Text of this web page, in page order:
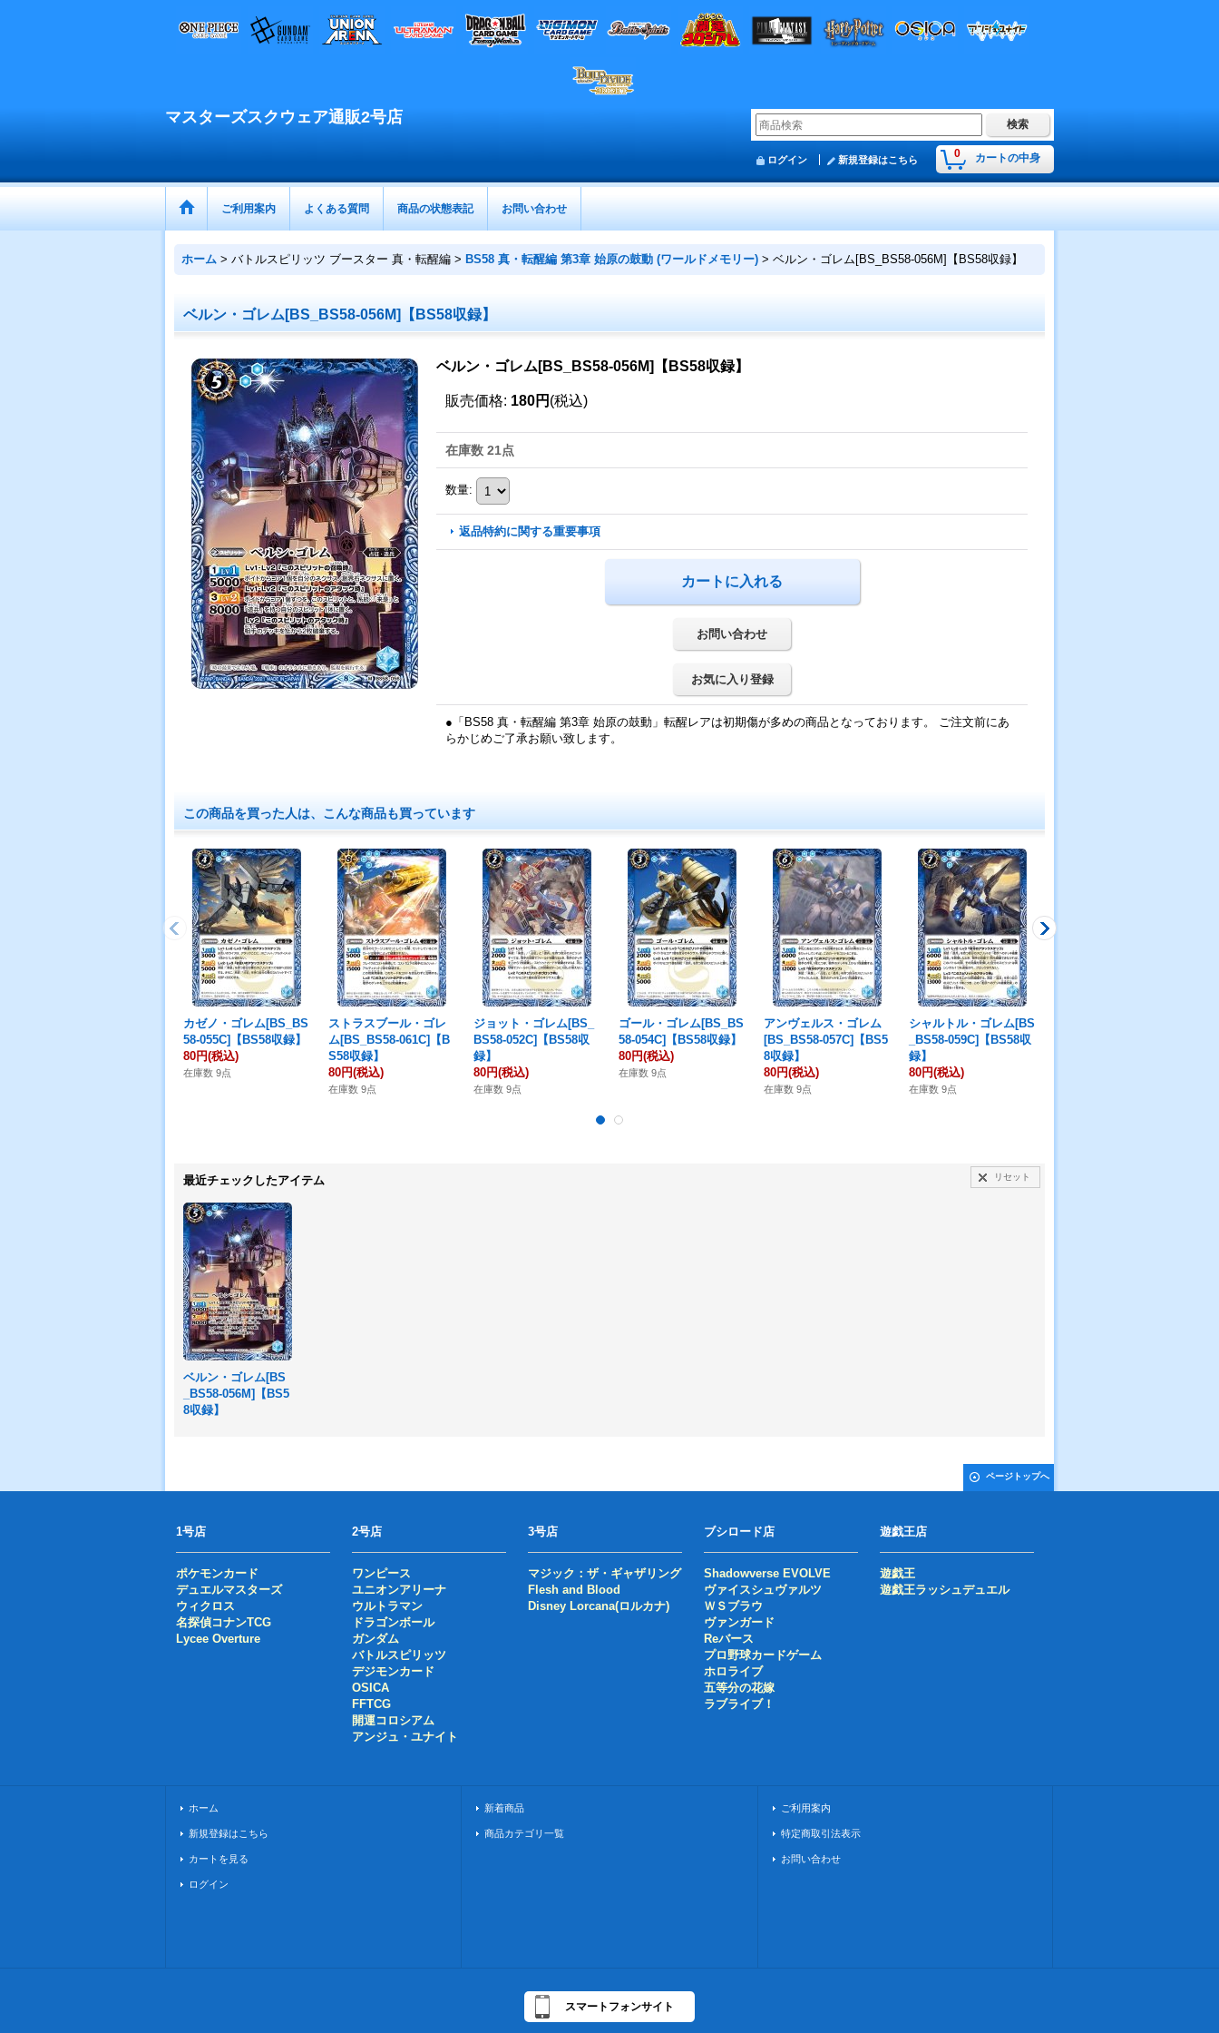
マスターズスクウェア通販2号店
0 カートの中身
ログイン 新規登録はこちら
ご利用案内 よくある質問 商品の状態表記 お問い合わせ
ホーム > バトルスピリッツ ブースター 真・転醒編 > BS58 真・転醒編 第3章 始原の鼓動 (ワールドメモリー) > ベルン・ゴレム[BS_BS58-056M]【BS58収録】
ベルン・ゴレム[BS_BS58-056M]【BS58収録】
ベルン・ゴレム[BS_BS58-056M]【BS58収録】
販売価格: 180円 (税込)
在庫数 21点
数量:
返品特約に関する重要事項
お問い合わせ
お気に入り登録
●「BS58 真・転醒編 第3章 始原の鼓動」転醒レアは初期傷が多めの商品となっております。 ご注文前にあ
らかじめご了承お願い致します。
この商品を買った人は、こんな商品も買っています
カゼノ・ゴレム[BS_BS
58-055C]【BS58収録】
80円(税込)
在庫数 9点
ストラスブール・ゴレ
ム[BS_BS58-061C]【B
S58収録】
80円(税込)
在庫数 9点
ジョット・ゴレム[BS_
BS58-052C]【BS58収
録】
80円(税込)
在庫数 9点
ゴール・ゴレム[BS_BS
58-054C]【BS58収録】
80円(税込)
在庫数 9点
アンヴェルス・ゴレム
[BS_BS58-057C]【BS5
8収録】
80円(税込)
在庫数 9点
シャルトル・ゴレム[BS
_BS58-059C]【BS58収
録】
80円(税込)
在庫数 9点
最近チェックしたアイテム リセット
ベルン・ゴレム[BS
_BS58-056M]【BS5
8収録】
ページトップへ
1号店
ポケモンカード
デュエルマスターズ
ウィクロス
名探偵コナンTCG
Lycee Overture
2号店
ワンピース
ユニオンアリーナ
ウルトラマン
ドラゴンボール
ガンダム
バトルスピリッツ
デジモンカード
OSICA
FFTCG
開運コロシアム
アンジュ・ユナイト
3号店
マジック：ザ・ギャザリング
Flesh and Blood
Disney Lorcana(ロルカナ)
ブシロード店
Shadowverse EVOLVE
ヴァイスシュヴァルツ
ＷＳブラウ
ヴァンガード
Reバース
プロ野球カードゲーム
ホロライブ
五等分の花嫁
ラブライブ！
遊戯王店
遊戯王
遊戯王ラッシュデュエル
ホーム
新規登録はこちら
カートを見る
ログイン
新着商品
商品カテゴリ一覧
ご利用案内
特定商取引法表示
お問い合わせ
スマートフォンサイト